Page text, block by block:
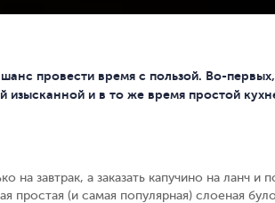
провести время с пользой. Во-
и в то же время простой
на завтрак, а заказать капучино на ланч
(и самая популярная) слоеная